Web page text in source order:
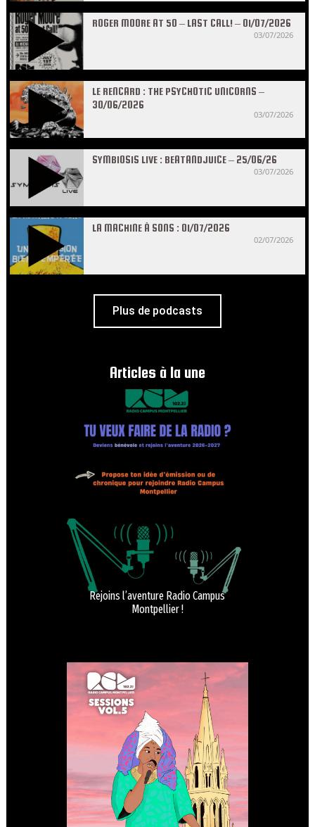
ROGER MOORE AT 50 – LAST CALL! – 01/07/2026
03/07/2026
LE RENCARD : THE PSYCHOTIC UNICORNS –
30/06/2026
03/07/2026
SYMBIOSIS LIVE : BEATANDJUICE – 25/06/26
03/07/2026
LA MACHINE À SONS : 01/07/2026
02/07/2026
Plus de podcasts
Articles à la une
Rejoins l’aventure Radio Campus
Montpellier !